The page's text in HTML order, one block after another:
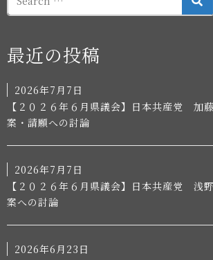
最近の投稿
2026年7月7日
【２０２６年６月県議会】日本共産党 加
案・請願への討論
2026年7月7日
【２０２６年６月県議会】日本共産党 浅
案への討論
2026年6月23日